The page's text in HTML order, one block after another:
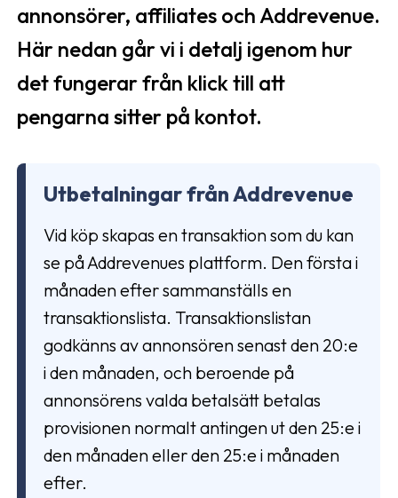
annonsörer, affiliates och Addrevenue.
Här nedan går vi i detalj igenom hur
det fungerar från klick till att
pengarna sitter på kontot.
Utbetalningar från Addrevenue
Vid köp skapas en transaktion som du kan
se på Addrevenues plattform. Den första i
månaden efter sammanställs en
transaktionslista. Transaktionslistan
godkänns av annonsören senast den 20:e
i den månaden, och beroende på
annonsörens valda betalsätt betalas
provisionen normalt antingen ut den 25:e i
den månaden eller den 25:e i månaden
efter.